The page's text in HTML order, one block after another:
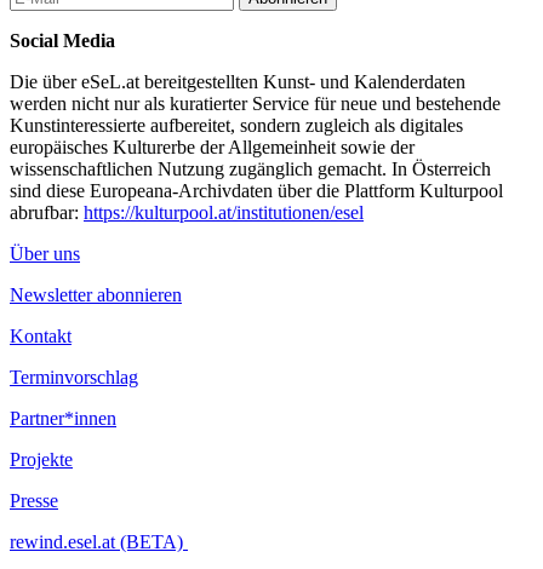
Social Media
Die über eSeL.at bereitgestellten Kunst- und Kalenderdaten
werden nicht nur als kuratierter Service für neue und bestehende
Kunstinteressierte aufbereitet, sondern zugleich als digitales
europäisches Kulturerbe der Allgemeinheit sowie der
wissenschaftlichen Nutzung zugänglich gemacht. In Österreich
sind diese Europeana-Archivdaten über die Plattform Kulturpool
abrufbar: https://kulturpool.at/institutionen/esel
Über uns
Newsletter abonnieren
Kontakt
Terminvorschlag
Partner*innen
Projekte
Presse
rewind.esel.at (BETA)